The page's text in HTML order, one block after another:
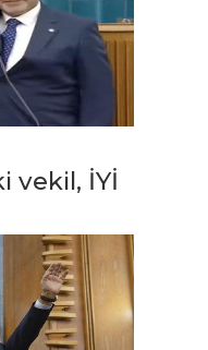
vekil, İYİ